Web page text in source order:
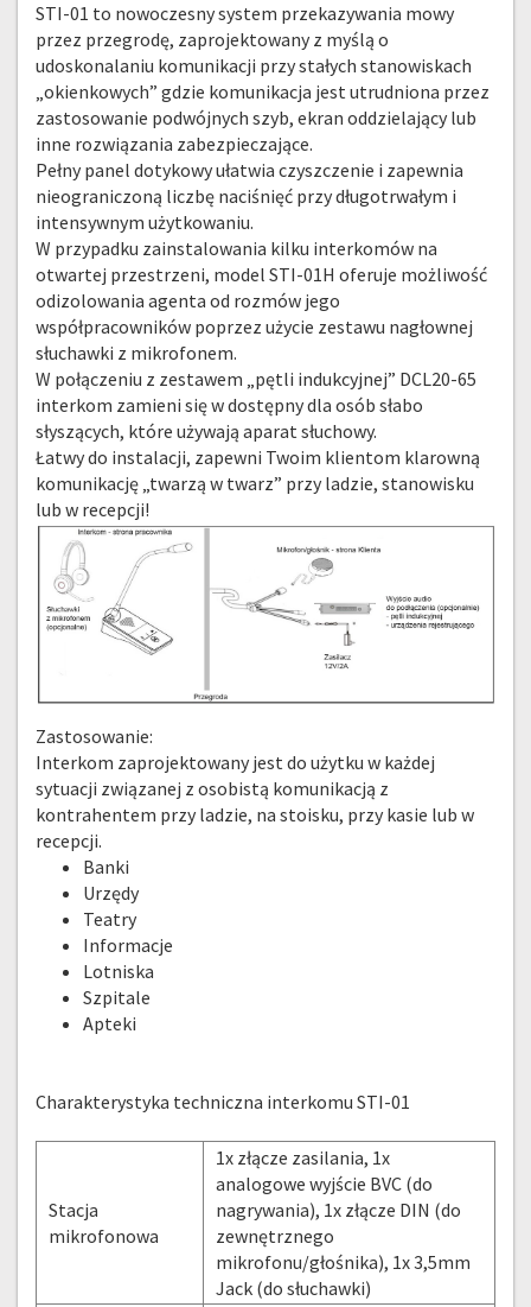
STI-01 to nowoczesny system przekazywania mowy
przez przegrodę, zaprojektowany z myślą o
udoskonalaniu komunikacji przy stałych stanowiskach
„okienkowych” gdzie komunikacja jest utrudniona przez
zastosowanie podwójnych szyb, ekran oddzielający lub
inne rozwiązania zabezpieczające.
Pełny panel dotykowy ułatwia czyszczenie i zapewnia
nieograniczoną liczbę naciśnięć przy długotrwałym i
intensywnym użytkowaniu.
W przypadku zainstalowania kilku interkomów na
otwartej przestrzeni, model STI-01H oferuje możliwość
odizolowania agenta od rozmów jego
współpracowników poprzez użycie zestawu nagłownej
słuchawki z mikrofonem.
W połączeniu z zestawem „pętli indukcyjnej” DCL20-65
interkom zamieni się w dostępny dla osób słabo
słyszących, które używają aparat słuchowy.
Łatwy do instalacji, zapewni Twoim klientom klarowną
komunikację „twarzą w twarz” przy ladzie, stanowisku
lub w recepcji!
Zastosowanie:
Interkom zaprojektowany jest do użytku w każdej
sytuacji związanej z osobistą komunikacją z
kontrahentem przy ladzie, na stoisku, przy kasie lub w
recepcji.
Banki
Urzędy
Teatry
Informacje
Lotniska
Szpitale
Apteki
Charakterystyka techniczna interkomu STI-01
Stacja
mikrofonowa
1x złącze zasilania, 1x
analogowe wyjście BVC (do
nagrywania), 1x złącze DIN (do
zewnętrznego
mikrofonu/głośnika), 1x 3,5mm
Jack (do słuchawki)